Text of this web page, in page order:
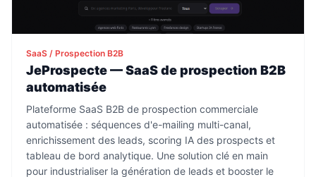
SaaS / Prospection B2B
JeProspecte — SaaS de prospection B2B
automatisée
Plateforme SaaS B2B de prospection commerciale
automatisée : séquences d'e-mailing multi-canal,
enrichissement des leads, scoring IA des prospects et
tableau de bord analytique. Une solution clé en main
pour industrialiser la génération de leads et booster le